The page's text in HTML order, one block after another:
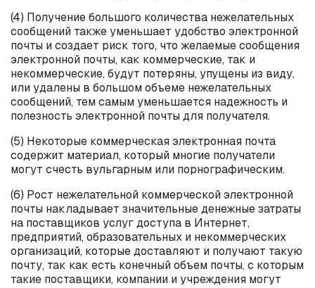
(4) Получение большого количества нежелательных
сообщений также уменьшает удобство электронной
почты и создает риск того, что желаемые сообщения
электронной почты, как коммерческие, так и
некоммерческие, будут потеряны, упущены из виду,
или удалены в большом объеме нежелательных
сообщений, тем самым уменьшается надежность и
полезность электронной почты для получателя.
(5) Некоторые коммерческая электронная почта
содержит материал, который многие получатели
могут счесть вульгарным или порнографическим.
(6) Рост нежелательной коммерческой электронной
почты накладывает значительные денежные затраты
на поставщиков услуг доступа в Интернет,
предприятий, образовательных и некоммерческих
организаций, которые доставляют и получают такую
почту, так как есть конечный объем почты, с которым
такие поставщики, компании и учреждения могут